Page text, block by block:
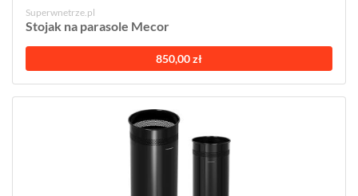
Superwnetrze.pl
Stojak na parasole Mecor
850,00 zł